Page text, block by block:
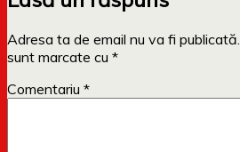
Adresa ta de email nu va fi publicată.
sunt marcate cu *
Comentariu *